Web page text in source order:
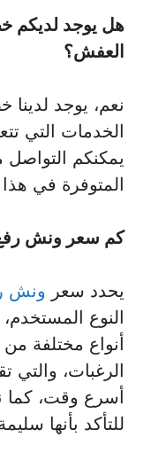
هل يوجد لديكم
العفش؟
نعم، يوجد
الخدمات التي
يمكنكم
المتوفرة في
كم سعر ونش رفع
يحدد سعر ونش
النوع المستخدم،
أنواع مختلفة
الرغبات، والتي
أسرع وقت، كما
للتأكد بأنها